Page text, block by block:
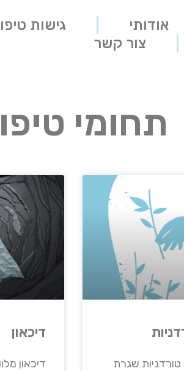
אודותי
גישות
צור קשר
תחומי
שגרת
דיכאון
דיכאון